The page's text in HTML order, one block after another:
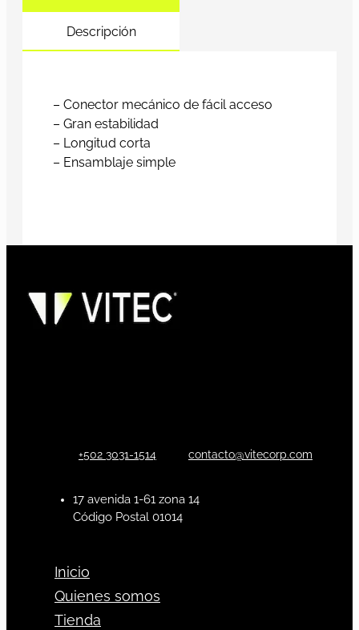
Descripción
– Conector mecánico de fácil acceso
– Gran estabilidad
– Longitud corta
– Ensamblaje simple
+502 3031-1514 contacto@vitecorp.com
17 avenida 1-61 zona 14
Código Postal 01014
Inicio
Quienes somos
Tienda